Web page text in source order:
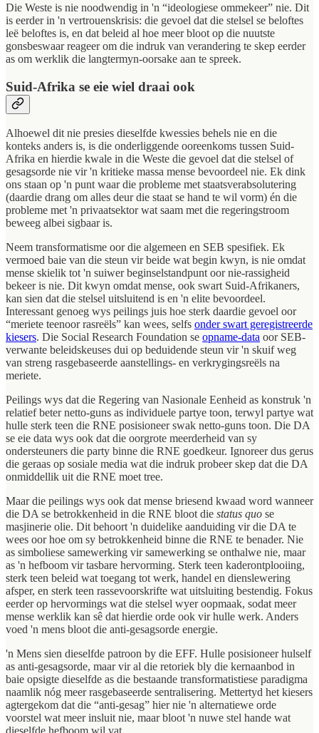
Die Weste is nie noodwendig in 'n “ideologiese ommekeer” nie. Dit
is eerder in 'n vertrouenskrisis: die gevoel dat die stelsel se beloftes
leë beloftes is, en dat beleid al hoe meer bloot op die nuutste
gonsbeswaar reageer om die indruk van verandering te skep eerder
as om werklik die langtermyn-oorsake aan te spreek.
Suid-Afrika se eie wiel draai ook
Alhoewel dit nie presies dieselfde kwessies behels nie en die
konteks anders is, is die onderliggende ooreenkoms tussen Suid-
Afrika en hierdie kwale in die Weste die gevoel dat die stelsel of
gesagsorde nie vir 'n kritieke massa mense bevoordeel nie. Ek dink
ons staan op 'n punt waar die probleme met staatsverabsolutering
(daardie drang om alles deur die staat se hand te wil vorm) én die
probleme met 'n privaatsektor wat saam met die regeringstroom
beweeg albei sigbaar is.
Neem transformatisme oor die algemeen en SEB spesifiek. Ek
vermoed baie van die steun vir beide wat begin kwyn, is nie omdat
mense skielik tot 'n suiwer beginselstandpunt oor nie-rassigheid
bekeer is nie. Dit kwyn omdat mense, ook swart Suid-Afrikaners,
kan sien dat die stelsel uitsluitend is en 'n elite bevoordeel.
Interessant genoeg wys peilings juis hoe sterk daardie gevoel oor
“meriete teenoor rasreëls” kan wees, selfs onder swart geregistreerde
kiesers. Die Social Research Foundation se opname-data oor SEB-
verwante beleidskeuses dui op beduidende steun vir 'n skuif weg
van streng rasgebaseerde aanstellings- en verkrygingsreëls na
meriete.
Peilings wys dat die Regering van Nasionale Eenheid as konstruk 'n
relatief beter netto-guns as individuele partye toon, terwyl partye wat
hulle sterk teen die RNE posisioneer swak netto-guns toon. Die DA
se eie data wys ook dat die oorgrote meerderheid van sy
ondersteuners die party binne die RNE goedkeur. Ignoreer dus gerus
die geraas op sosiale media wat die indruk probeer skep dat die DA
onmiddellik uit die RNE moet tree.
Maar die peilings wys ook dat mense briesend kwaad word wanneer
die DA se betrokkenheid in die RNE bloot die status quo se
masjinerie olie. Dit behoort 'n duidelike aanduiding vir die DA te
wees oor hoe om sy betrokkenheid binne die RNE te benader. Nie
as simboliese samewerking vir samewerking se onthalwe nie, maar
as 'n hefboom vir tasbare hervorming. Sterk teen kaderontplooiing,
sterk teen beleid wat toegang tot werk, handel en dienslewering
afsper, en sterk teen rassevoorskrifte wat uitsluiting bestendig. Fokus
eerder op hervormings wat die stelsel wyer oopmaak, sodat meer
mense werklik kan sê dat hierdie orde ook vir hulle werk. Anders
voed 'n mens bloot die anti-gesagsorde energie.
'n Mens sien dieselfde patroon by die EFF. Hulle posisioneer hulself
as anti-gesagsorde, maar vir al die retoriek bly die kernaanbod in
baie opsigte dieselfde as die bestaande transformatistiese paradigma
naamlik nóg meer rasgebaseerde sentralisering. Mettertyd het kiesers
agtergekom dat die “anti-gesag” hier nie 'n alternatiewe orde
voorstel wat meer insluit nie, maar bloot 'n nuwe stel hande wat